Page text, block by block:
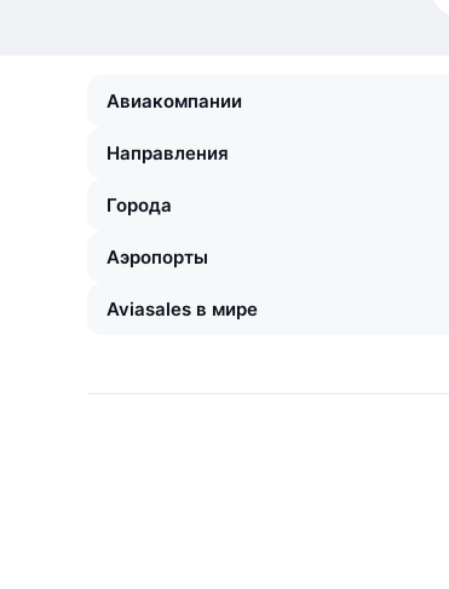
Авиакомпании
Направления
Города
Аэропорты
Aviasales в мире